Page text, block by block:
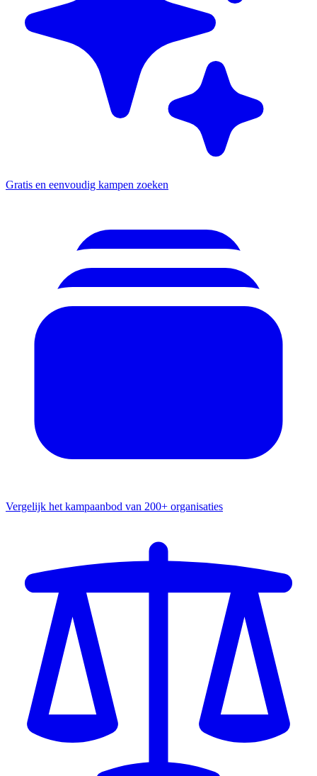
Gratis en eenvoudig kampen zoeken
Vergelijk het kampaanbod van 200+ organisaties